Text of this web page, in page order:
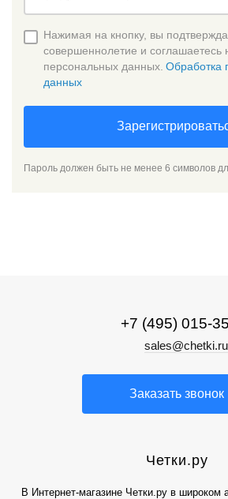
Нажимая на кнопку, вы
совершеннолетие и соглашаетесь
персональных данных. Обработка
данных
Пароль должен быть не менее 6 символов
+7 (495) 015-
sales@chetki.ru
Заказать звонок
Четки.ру
В Интернет-магазине Четки.ру в широком